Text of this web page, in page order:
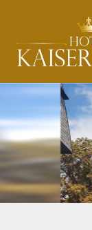
springen